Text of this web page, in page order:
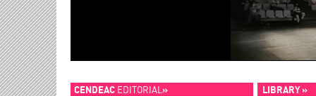
LIBRARY »
CENDEAC EDITORIAL »